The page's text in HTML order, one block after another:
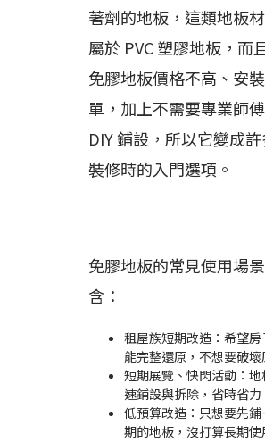
著劑的地板，這類地板
屬於 PVC 塑膠地板，而
免膠地板價格不高、安
單，加上不需要專業師
DIY 鋪設，所以它變成
裝修時的入門選項。
免膠地板的常見使用場
含：
租屋族短期改造：希望
能完整還原，不想要破壞
短期展覽、快閃活動：
速鋪設與拆除，省時省力
低預算改造：只想要先
期的地板，沒打算長期使